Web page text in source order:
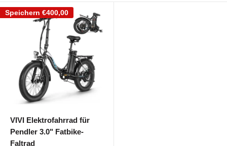
Speichern €400,00
VIVI Elektrofahrrad für
Pendler 3.0" Fatbike-
Faltrad